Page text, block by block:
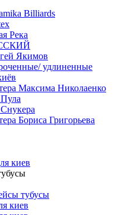
Billiards
Река
Якимов
удлиненные
Максима Николаенко
Бориса Григорьева
киев
тубусы
киев